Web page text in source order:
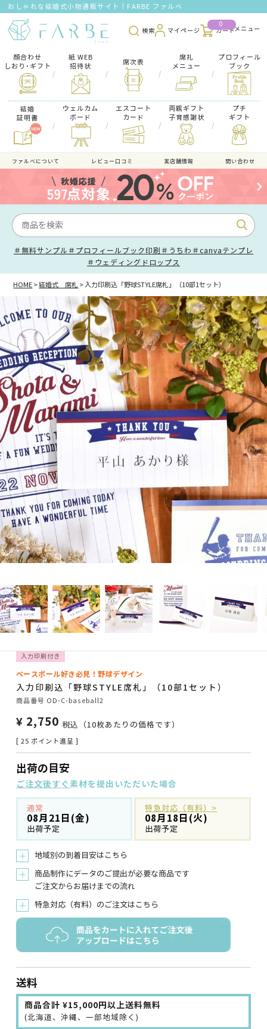
おしゃれな結婚式小物通販サイト｜FARBE ファルベ
検索 マイページ
0
カート
顔合わせ
しおり･ギフト
/
紙 WEB
招待状
/
席次表
/
席礼
メニュー
/
プロフィール
ブック
結婚
証明書
/
ウェルカム
ボード
/
エスコート
カード
/
両親ギフト
子育感謝状
/
プチ
ギフト
ファルべについて レビュー口コミ 実店舗情報 問い合わせ
＃無料サンプル ＃プロフィールブック印刷 ＃うちわ ＃canvaテンプレ
＃ウェディングドロップス
HOME 結婚式 席札 入力印刷込「野球STYLE席札」（10部1セット）
入力印刷付き
ベースボール好き必見！野球デザイン
入力印刷込「野球STYLE席札」（10部1セット）
商品番号 OD-C-baseball2
¥ 2,750 税込 （10枚あたりの価格です）
[ 25 ポイント進呈 ]
出荷の目安
ご注文後すぐ素材を提出いただいた場合
通常
08月21日(金)
出荷予定
特急対応（有料）>
08月18日(火)
出荷予定
＋ 地域別の到着目安はこちら
＋
商品制作にデータのご提出が必要な商品です
ご注文からお届けまでの流れ
＋ 特急対応（有料）のご注文はこちら
送料
商品合計 ¥15,000円以上送料無料
(北海道、沖縄、一部地域除く)